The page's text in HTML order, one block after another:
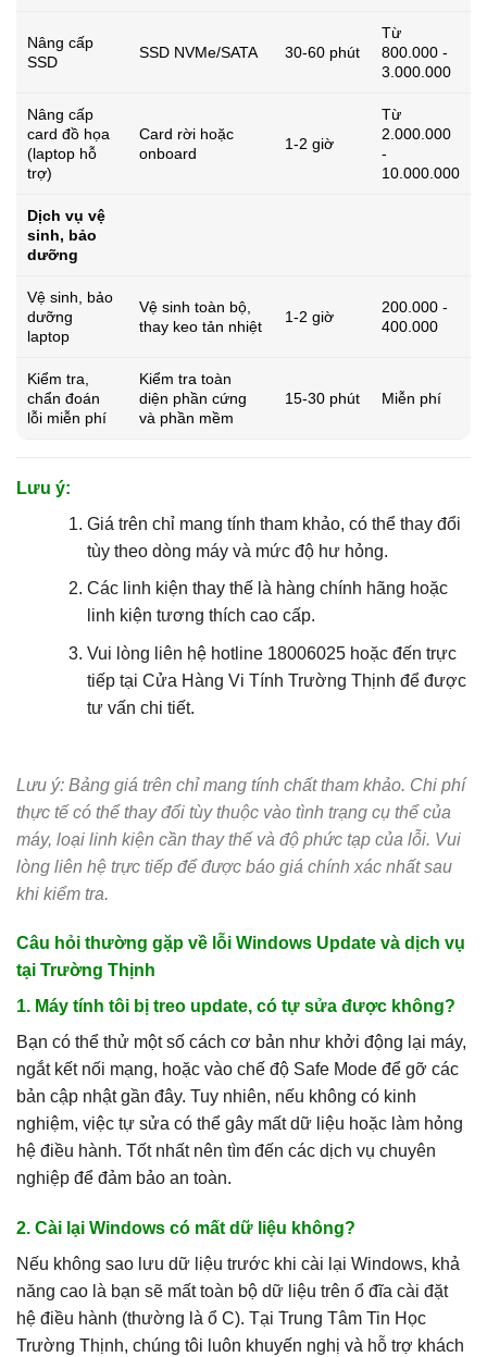
Nâng cấp
SSD
SSD NVMe/SATA 30-60 phút
Từ
800.000 -
3.000.000
Nâng cấp
card đồ họa
(laptop hỗ
trợ)
Card rời hoặc
onboard
1-2 giờ
Từ
2.000.000
-
10.000.000
Dịch vụ vệ
sinh, bảo
dưỡng
Vệ sinh, bảo
dưỡng
laptop
Vệ sinh toàn bộ,
thay keo tản nhiệt
1-2 giờ
200.000 -
400.000
Kiểm tra,
chẩn đoán
lỗi miễn phí
Kiểm tra toàn
diện phần cứng
và phần mềm
15-30 phút Miễn phí
Lưu ý:
Giá trên chỉ mang tính tham khảo, có thể thay đổi
tùy theo dòng máy và mức độ hư hỏng.
Các linh kiện thay thế là hàng chính hãng hoặc
linh kiện tương thích cao cấp.
Vui lòng liên hệ hotline 18006025 hoặc đến trực
tiếp tại Cửa Hàng Vi Tính Trường Thịnh để được
tư vấn chi tiết.
Lưu ý: Bảng giá trên chỉ mang tính chất tham khảo. Chi phí
thực tế có thể thay đổi tùy thuộc vào tình trạng cụ thể của
máy, loại linh kiện cần thay thế và độ phức tạp của lỗi. Vui
lòng liên hệ trực tiếp để được báo giá chính xác nhất sau
khi kiểm tra.
Câu hỏi thường gặp về lỗi Windows Update và dịch vụ
tại Trường Thịnh
1. Máy tính tôi bị treo update, có tự sửa được không?
Bạn có thể thử một số cách cơ bản như khởi động lại máy,
ngắt kết nối mạng, hoặc vào chế độ Safe Mode để gỡ các
bản cập nhật gần đây. Tuy nhiên, nếu không có kinh
nghiệm, việc tự sửa có thể gây mất dữ liệu hoặc làm hỏng
hệ điều hành. Tốt nhất nên tìm đến các dịch vụ chuyên
nghiệp để đảm bảo an toàn.
2. Cài lại Windows có mất dữ liệu không?
Nếu không sao lưu dữ liệu trước khi cài lại Windows, khả
năng cao là bạn sẽ mất toàn bộ dữ liệu trên ổ đĩa cài đặt
hệ điều hành (thường là ổ C). Tại Trung Tâm Tin Học
Trường Thịnh, chúng tôi luôn khuyến nghị và hỗ trợ khách